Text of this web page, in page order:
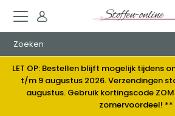
LET OP: Bestellen blijft mogelijk tijdens
t/m 9 augustus 2026. Verzendingen
augustus. Gebruik kortingscode
zomervoordeel! **